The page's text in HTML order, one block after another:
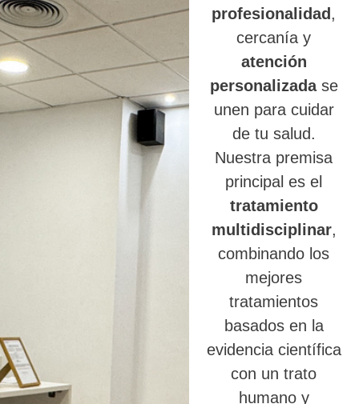
profesionalidad ,
cercanía y
atención
personalizadase
unen para cuidar
de tu salud.
Nuestra premisa
principal es el
tratamiento
multidisciplinar,
combinando los
mejores
tratamientos
basados en la
evidencia científica
con un trato
humano y